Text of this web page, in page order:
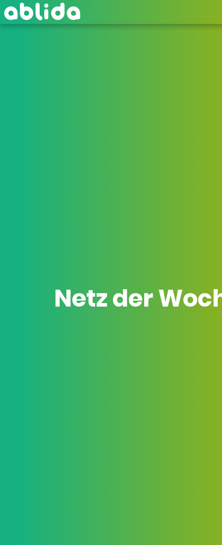
Netz der